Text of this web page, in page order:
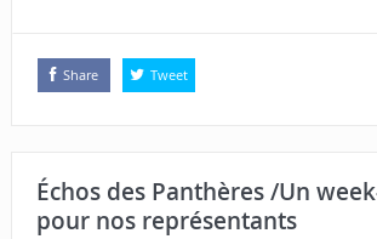
Share Tweet
Échos des Panthères /Un
pour nos représentants